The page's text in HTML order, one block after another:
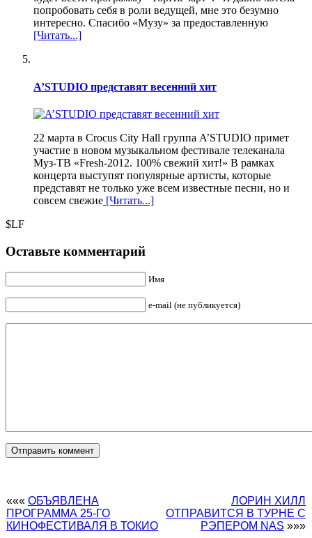
попробовать себя в роли ведущей, мне это безумно
интересно. Спасибо «Музу» за предоставленную
[Читать...]
A’STUDIO представят весенний хит
22 марта в Crocus City Hall группа A’STUDIO примет
участие в новом музыкальном фестивале телеканала
Муз-ТВ «Fresh-2012. 100% свежий хит!» В рамках
концерта выступят популярные артисты, которые
представят не только уже всем известные песни, но и
совсем свежие [Читать...]
$LF
Оставьте комментарий
Имя
e-mail (не публикуется)
««« ОБЪЯВЛЕНА
ПРОГРАММА 25-ГО
КИНОФЕСТИВАЛЯ В ТОКИО
ЛОРИН ХИЛЛ
ОТПРАВИТСЯ В ТУРНЕ С
РЭПЕРОМ NAS »»»